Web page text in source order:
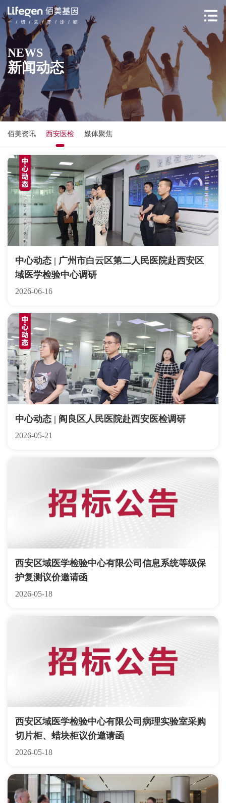
NEWS
新闻动态
佰美资讯 西安医检 媒体聚焦
中心动态 | 广州市白云区第二人民医院赴西安区
域医学检验中心调研
2026-06-16
中心动态 | 阎良区人民医院赴西安医检调研
2026-05-21
西安区域医学检验中心有限公司信息系统等级保
护复测议价邀请函
2026-05-18
西安区域医学检验中心有限公司病理实验室采购
切片柜、蜡块柜议价邀请函
2026-05-18